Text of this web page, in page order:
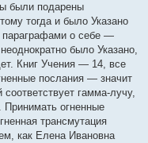
были подарены
тогда и было Указано
параграфами о себе —
было Указано,
Книг Учения — 14, все
послания — значит
гамма-лучу,
Принимать огненные
трансмутация
как Елена Ивановна